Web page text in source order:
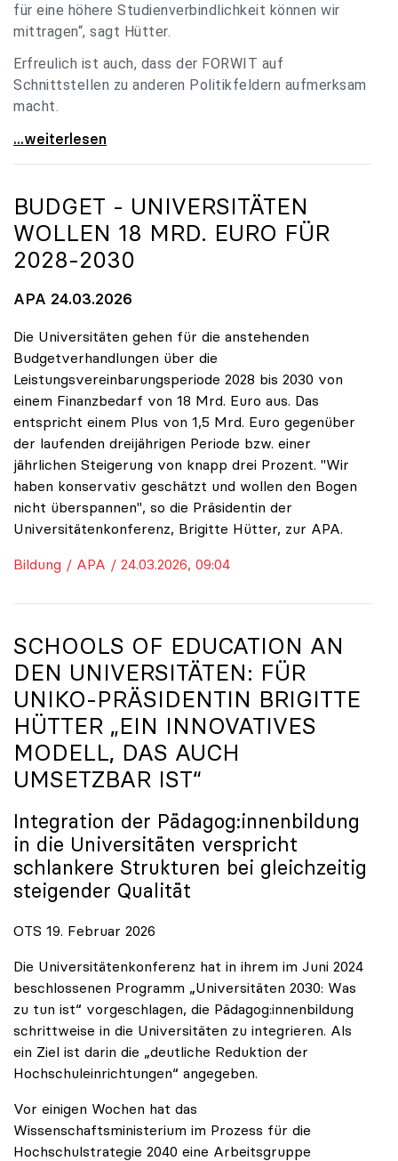
für eine höhere Studienverbindlichkeit können wir
mittragen“, sagt Hütter.
Erfreulich ist auch, dass der FORWIT auf
Schnittstellen zu anderen Politikfeldern aufmerksam
macht.
uniko zu FORWIT-Analyse: Wichtige Themen
...weiterlesen
BUDGET - UNIVERSITÄTEN
WOLLEN 18 MRD. EURO FÜR
2028-2030
APA 24.03.2026
Die Universitäten gehen für die anstehenden
Budgetverhandlungen über die
Leistungsvereinbarungsperiode 2028 bis 2030 von
einem Finanzbedarf von 18 Mrd. Euro aus. Das
entspricht einem Plus von 1,5 Mrd. Euro gegenüber
der laufenden dreijährigen Periode bzw. einer
jährlichen Steigerung von knapp drei Prozent. "Wir
haben konservativ geschätzt und wollen den Bogen
nicht überspannen", so die Präsidentin der
Universitätenkonferenz, Brigitte Hütter, zur APA.
Bildung / APA / 24.03.2026, 09:04
SCHOOLS OF EDUCATION AN
DEN UNIVERSITÄTEN: FÜR
UNIKO-PRÄSIDENTIN BRIGITTE
HÜTTER „EIN INNOVATIVES
MODELL, DAS AUCH
UMSETZBAR IST“
Integration der Pädagog:innenbildung
in die Universitäten verspricht
schlankere Strukturen bei gleichzeitig
steigender Qualität
OTS 19. Februar 2026
Die Universitätenkonferenz hat in ihrem im Juni 2024
beschlossenen Programm „Universitäten 2030: Was
zu tun ist“ vorgeschlagen, die Pädagog:innenbildung
schrittweise in die Universitäten zu integrieren. Als
ein Ziel ist darin die „deutliche Reduktion der
Hochschuleinrichtungen“ angegeben.
Vor einigen Wochen hat das
Wissenschaftsministerium im Prozess für die
Hochschulstrategie 2040 eine Arbeitsgruppe